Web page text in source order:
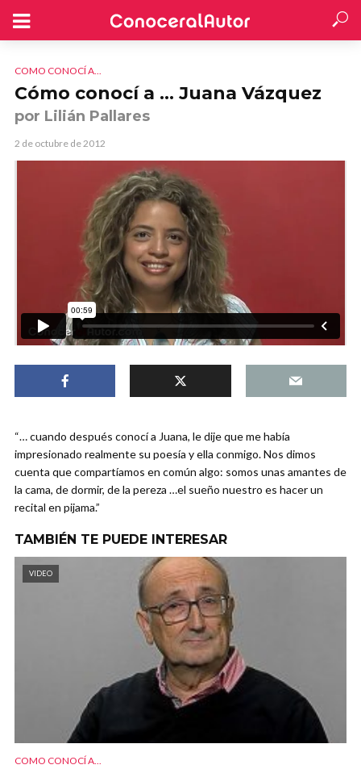
COMO CONOCÍ A...
Cómo conocí a … Juana Vázquez
por Lilián Pallares
2 de octubre de 2012
“… cuando después conocí a Juana, le dije que me había
impresionado realmente su poesía y ella conmigo. Nos dimos
cuenta que compartíamos en común algo: somos unas amantes de
la cama, de dormir, de la pereza …el sueño nuestro es hacer un
recital en pijama.”
TAMBIÉN TE PUEDE INTERESAR
VIDEO
COMO CONOCÍ A...